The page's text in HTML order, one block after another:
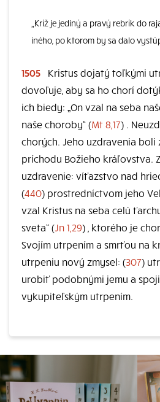
„Kríž je jediný a pravý rebrík do
iného, po ktorom by sa dalo
1505
Kristus dojatý toľkými
dovoľuje, aby sa ho chorí
ich biedy: „On vzal na seba
naše choroby“ (Mt 8,17) .
chorých. Jeho uzdravenia boli
príchodu Božieho kráľovstva.
uzdravenie: víťazstvo nad
(440) prostredníctvom jeho
vzal Kristus na seba celú
sveta“ (Jn 1,29) , ktorého je
Svojím utrpením a smrťou na
utrpeniu nový zmysel: (307)
urobiť podobnými jemu a
vykupiteľským utrpením.